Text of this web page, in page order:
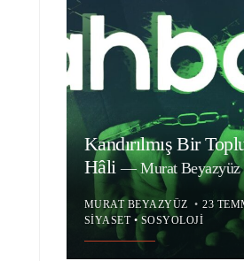
Kandırılmış Bir
Hâli—Murat Beyazyüz
MURAT BEYAZYÜZ • 23
SIYASET• SOSYOLOJI